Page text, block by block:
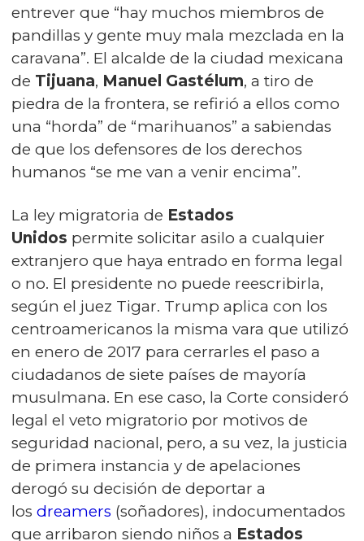
entrever que “hay muchos miembros de
pandillas y gente muy mala mezclada en la
caravana”. El alcalde de la ciudad mexicana
de Tijuana, Manuel Gastélum, a tiro de
piedra de la frontera, se refirió a ellos como
una “horda” de “marihuanos” a sabiendas
de que los defensores de los derechos
humanos “se me van a venir encima”.
La ley migratoria de Estados
Unidos permite solicitar asilo a cualquier
extranjero que haya entrado en forma legal
o no. El presidente no puede reescribirla,
según el juez Tigar. Trump aplica con los
centroamericanos la misma vara que utilizó
en enero de 2017 para cerrarles el paso a
ciudadanos de siete países de mayoría
musulmana. En ese caso, la Corte consideró
legal el veto migratorio por motivos de
seguridad nacional, pero, a su vez, la justicia
de primera instancia y de apelaciones
derogó su decisión de deportar a
los dreamers (soñadores), indocumentados
que arribaron siendo niños a Estados